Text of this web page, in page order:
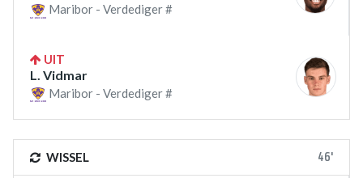
Maribor - Verdediger #
UIT
L. Vidmar
Maribor - Verdediger #
WISSEL 46'